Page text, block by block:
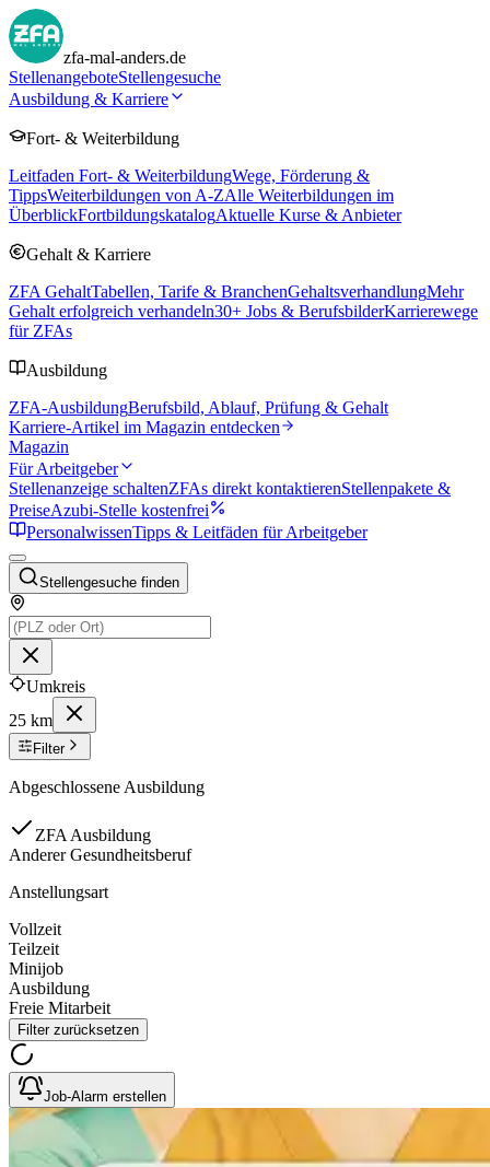
zfa-mal-anders.de
StellenangeboteStellengesuche
Ausbildung & Karriere
Fort- & Weiterbildung
Leitfaden Fort- & WeiterbildungWege, Förderung &
TippsWeiterbildungen von A-ZAlle Weiterbildungen im
ÜberblickFortbildungskatalogAktuelle Kurse & Anbieter
Gehalt & Karriere
ZFA GehaltTabellen, Tarife & BranchenGehaltsverhandlungMehr
Gehalt erfolgreich verhandeln30+ Jobs & BerufsbilderKarrierewege
für ZFAs
Ausbildung
ZFA-AusbildungBerufsbild, Ablauf, Prüfung & Gehalt
Karriere-Artikel im Magazin entdecken
Magazin
Für Arbeitgeber
Stellenanzeige schaltenZFAs direkt kontaktierenStellenpakete &
PreiseAzubi-Stelle kostenfrei
PersonalwissenTipps & Leitfäden für Arbeitgeber
Stellengesuche finden
Umkreis
25 km
Filter
Abgeschlossene Ausbildung
ZFA Ausbildung
Anderer Gesundheitsberuf
Anstellungsart
Vollzeit
Teilzeit
Minijob
Ausbildung
Freie Mitarbeit
Filter zurücksetzen
Job-Alarm erstellen